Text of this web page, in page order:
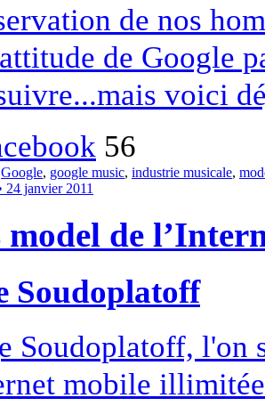
de nos
de Google
voici
56
Google, google music, industrie musicale,
24 janvier 2011
model de
Soudoplatoff
Soudoplatoff, l'on
mobile